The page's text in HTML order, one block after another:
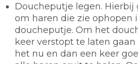
Doucheputje legen. Hierbij
om haren die zie ophopen
doucheputje. Om het
keer verstopt te laten
het nu en dan een keer